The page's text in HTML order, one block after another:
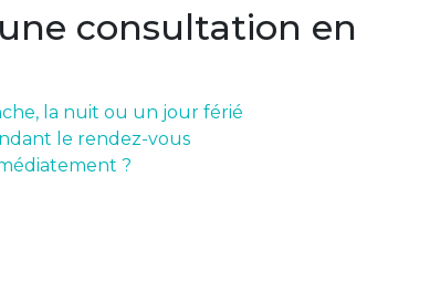
consultation en
la nuit ou un jour férié
le rendez-vous
?